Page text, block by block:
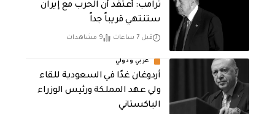
‏ترامب: أعتقد أن الحرب مع إيران
ستنتهي قريباً جداً
قبل 7 ساعات 9 مشاهدات
عربي ودولي
أردوغان غدًا في السعودية للقاء
ولي عهد المملكة ورئيس الوزراء
الباكستاني